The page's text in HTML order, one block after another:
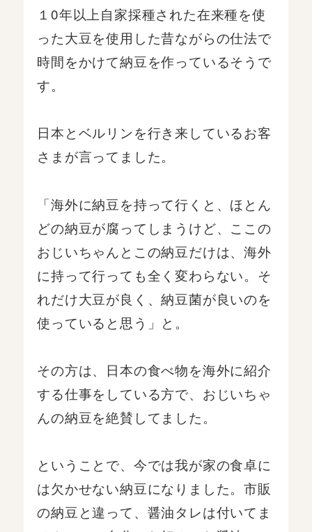
１0年以上自家採種された在来種を使
った大豆を使用した昔ながらの仕法で
時間をかけて納豆を作っているそうで
す。
日本とベルリンを行き来しているお客
さまが言ってました。
「海外に納豆を持って行くと、ほとん
どの納豆が腐ってしまうけど、ここの
おじいちゃんとこの納豆だけは、海外
に持って行っても全く変わらない。そ
れだけ大豆が良く、納豆菌が良いのを
使っていると思う」と。
その方は、日本の食べ物を海外に紹介
する仕事をしている方で、おじいちゃ
んの納豆を絶賛してました。
ということで、今では我が家の食卓に
は欠かせない納豆になりました。市販
の納豆と違って、醤油タレは付いてま